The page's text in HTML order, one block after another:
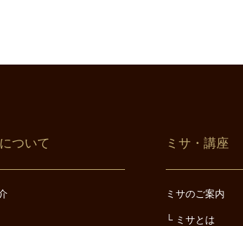
ついて ミサ・講座
ミサのご案内
ミサとは